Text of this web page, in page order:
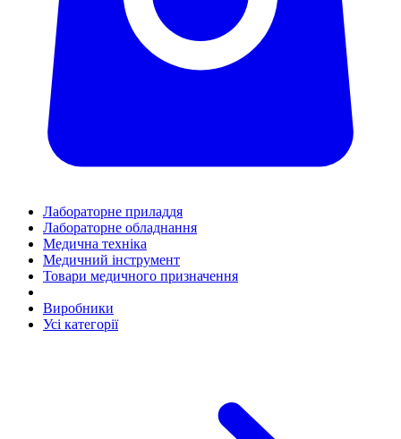
Лабораторне приладдя
Лабораторне обладнання
Медична техніка
Медичний інструмент
Товари медичного призначення
Виробники
Усі категорії